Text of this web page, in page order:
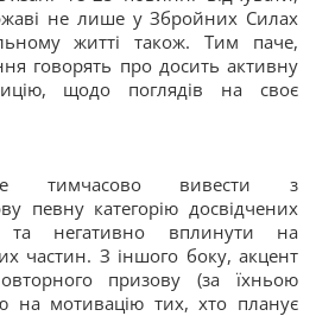
не лише у Збройних Силах
житті також. Тим паче,
говорять про досить активну
щодо поглядів на своє
тимчасово вивести з
певну категорію досвідчених
та негативно вплинути на
частин. З іншого боку, акцент
призову (за їхньою
на мотивацію тих, хто планує